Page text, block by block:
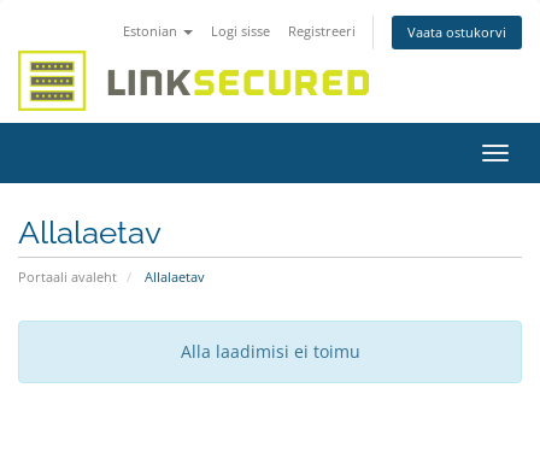
Estonian Logi sisse Registreeri Vaata ostukorvi
Allalaetav
Portaali avaleht Allalaetav
Alla laadimisi ei toimu